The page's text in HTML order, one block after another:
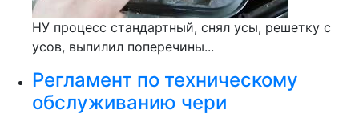
НУ процесс стандартный, снял усы, решетку с
усов, выпилил поперечины...
Регламент по техническому
обслуживанию чери